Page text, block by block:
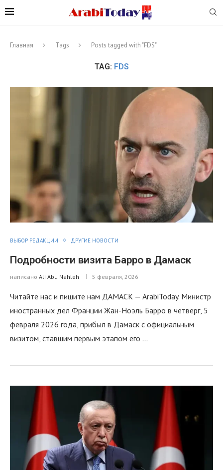
Главная Tags Posts tagged with "FDS"
TAG: FDS
ВЫБОР РЕДАКЦИИ ДРУГИЕ НОВОСТИ
Подробности визита Барро в Дамаск
написано Ali Abu Nahleh 5 февраля, 2026
Читайте нас и пишите нам ДАМАСК — ArabiToday. Министр
иностранных дел Франции Жан-Ноэль Барро в четверг, 5
февраля 2026 года, прибыл в Дамаск с официальным
визитом, ставшим первым этапом его …